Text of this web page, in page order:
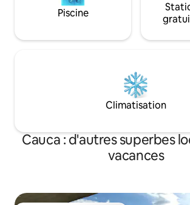
Piscine
Climatisation
Cauca : d'autres superbes
vacances